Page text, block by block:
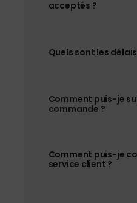
acceptés ?
Quels sont les
Comment puis-je
commande ?
Comment puis-je
service client ?